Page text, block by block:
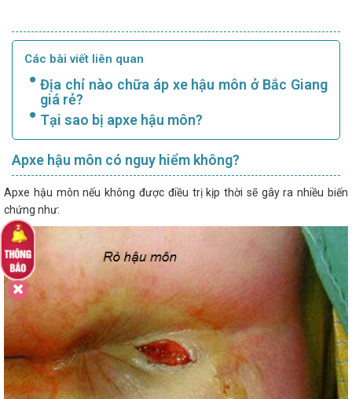
Các bài viết liên quan
Địa chỉ nào chữa áp xe hậu môn ở Bắc Giang
giá rẻ?
Tại sao bị apxe hậu môn?
Apxe hậu môn có nguy hiểm không?
Apxe hậu môn nếu không được điều trị kịp thời sẽ gây ra nhiều biến
chứng như: